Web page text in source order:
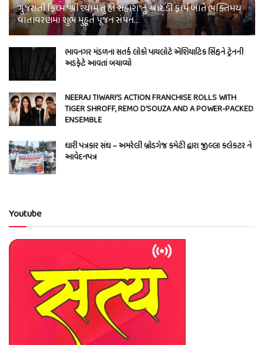
ગુજરાતી ફિલ્મ “શ્રી શ્યામ તું હી સહારા”નું આર.ડી ફાર્મ ખાતે ભક્તિમય
વાતાવરણમાં શુભ મુહૂર્ત પૂજન સંપન…
ભાવનગર મંડળના સતર્ક લોકો પાયલોટે એશિયાટિક સિંહને ટ્રેનની
અડફેટે આવતાં બચાવ્યો
NEERAJ TIWARI’S ACTION FRANCHISE ROLLS WITH
TIGER SHROFF, REMO D’SOUZA AND A POWER-PACKED
ENSEMBLE
ધારી પત્રકાર સંઘ – અમરેલી બ્રોડગેજ કમેટી દ્વારા જીલ્લા કલેકટર ને
આવેદનપત્ર
Youtube